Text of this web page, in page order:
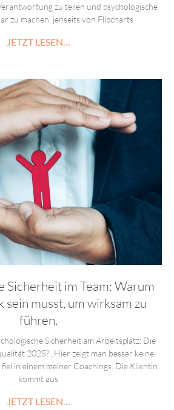
zu teilen und psychologische
zu machen, jenseits von Flipcharts.
JETZT LESEN…
Sicherheit im Team: Warum
sein musst, um wirksam zu
führen.
Sicherheit am Arbeitsplatz: Die
2025? „Hier zeigt man besser keine
fiel in einem meiner Coachings. Die Klientin
kommt aus
JETZT LESEN…